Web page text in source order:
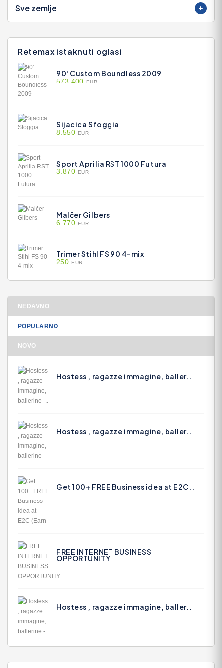
Sve zemlje
Retemax istaknuti oglasi
90' Custom Boundless 2009
573.400 EUR
Sijacica Sfoggia
8.550 EUR
Sport Aprilia RST 1000 Futura
3.870 EUR
Malčer Gilbers
6.770 EUR
Trimer Stihl FS 90 4-mix
250 EUR
NEDAVNO
POPULARNO
NOVO
Hostess , ragazze immagine, baller..
Hostess , ragazze immagine, baller..
Get 100+ FREE Business idea at E2C..
FREE INTERNET BUSINESS
OPPORTUNITY
Hostess , ragazze immagine, baller..